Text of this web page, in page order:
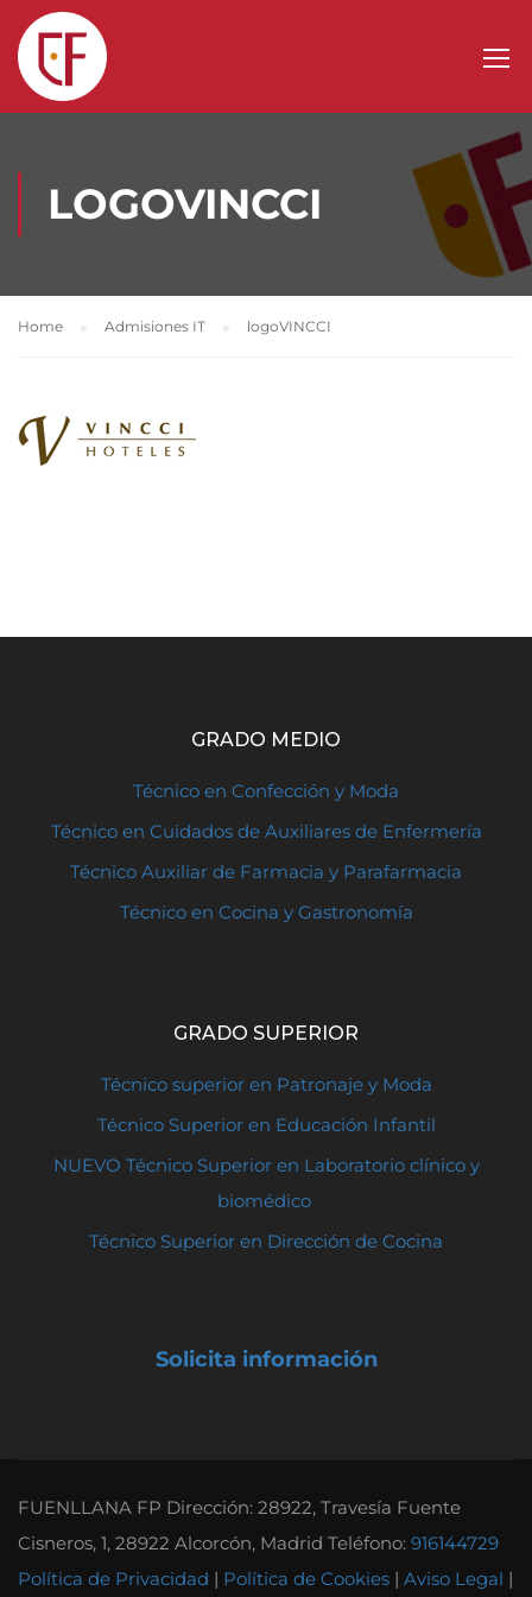
LOGOVINCCI
Home Admisiones IT logoVINCCI
GRADO MEDIO
Técnico en Confección y Moda
Técnico en Cuidados de Auxiliares de Enfermería
Técnico Auxiliar de Farmacia y Parafarmacia
Técnico en Cocina y Gastronomía
GRADO SUPERIOR
Técnico superior en Patronaje y Moda
Técnico Superior en Educación Infantil
NUEVO Técnico Superior en Laboratorio clínico y
biomédico
Técnico Superior en Dirección de Cocina
Solicita información
FUENLLANA FP Dirección: 28922, Travesía Fuente
Cisneros, 1, 28922 Alcorcón, Madrid Teléfono: 916144729
Política de Privacidad | Política de Cookies | Aviso Legal |